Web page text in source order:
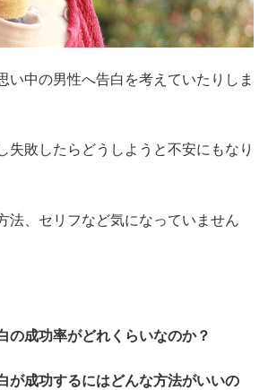
い中の男性へ告白を考えていたりしま
失敗したらどうしようと不安にもなり
法、セリフなど気になっていません
の成功率がどれくらいなのか？
が成功するにはどんな方法がいいの